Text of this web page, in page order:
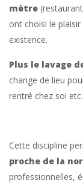
mètre
ont choisi le
existence.
Plus le lavage
change de lieu
rentré chez soi
Cette discipline
proche de la
professionnelles,